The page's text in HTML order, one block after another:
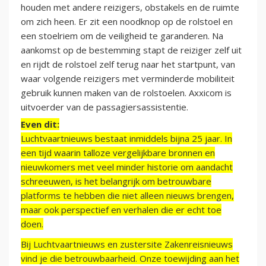
houden met andere reizigers, obstakels en de ruimte
om zich heen. Er zit een noodknop op de rolstoel en
een stoelriem om de veiligheid te garanderen. Na
aankomst op de bestemming stapt de reiziger zelf uit
en rijdt de rolstoel zelf terug naar het startpunt, van
waar volgende reizigers met verminderde mobiliteit
gebruik kunnen maken van de rolstoelen. Axxicom is
uitvoerder van de passagiersassistentie.
Even dit:
Luchtvaartnieuws bestaat inmiddels bijna 25 jaar. In
een tijd waarin talloze vergelijkbare bronnen en
nieuwkomers met veel minder historie om aandacht
schreeuwen, is het belangrijk om betrouwbare
platforms te hebben die niet alleen nieuws brengen,
maar ook perspectief en verhalen die er echt toe
doen.
Bij Luchtvaartnieuws en zustersite Zakenreisnieuws
vind je die betrouwbaarheid. Onze toewijding aan het